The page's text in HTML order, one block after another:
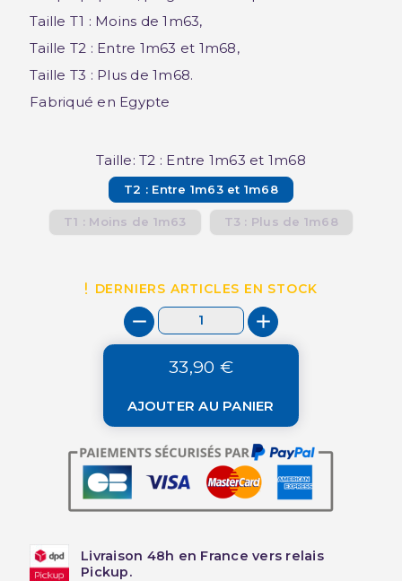
Taille T1 : Moins de 1m63,
Taille T2 : Entre 1m63 et 1m68,
Taille T3 : Plus de 1m68.
Fabriqué en Egypte
Taille: T2 : Entre 1m63 et 1m68
T2 : Entre 1m63 et 1m68
T1 : Moins de 1m63 T3 : Plus de 1m68
DERNIERS ARTICLES EN STOCK
33,90 €
AJOUTER AU PANIER
Livraison 48h en France vers relais
Pickup.